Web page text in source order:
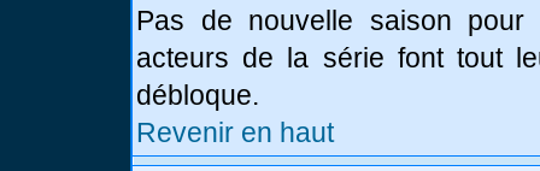
Pas de nouvelle saison pour
acteurs de la série font tout
débloque.
Revenir en haut